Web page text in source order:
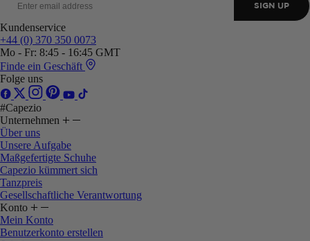
SIGN UP
Kundenservice
+44 (0) 370 350 0073
Mo - Fr: 8:45 - 16:45 GMT
Finde ein Geschäft
Folge uns
#Capezio
Unternehmen
Über uns
Unsere Aufgabe
Maßgefertigte Schuhe
Capezio kümmert sich
Tanzpreis
Gesellschaftliche Verantwortung
Konto
Mein Konto
Benutzerkonto erstellen